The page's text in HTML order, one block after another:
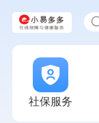
社保服务
7分钟前
刚刚
1分钟前